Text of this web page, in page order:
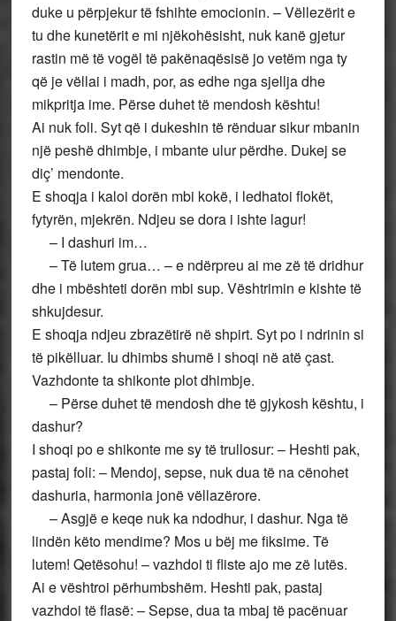
duke u përpjekur të fshihte emocionin. – Vëllezërit e
tu dhe kunetërit e mi njëkohësisht, nuk kanë gjetur
rastin më të vogël të pakënaqësisë jo vetëm nga ty
që je vëllai i madh, por, as edhe nga sjellja dhe
mikpritja ime. Përse duhet të mendosh kështu!
Ai nuk foli. Syt që i dukeshin të rënduar sikur mbanin
një peshë dhimbje, i mbante ulur përdhe. Dukej se
diç’ mendonte.
E shoqja i kaloi dorën mbi kokë, i ledhatoi flokët,
fytyrën, mjekrën. Ndjeu se dora i ishte lagur!
– I dashuri im…
– Të lutem grua… – e ndërpreu ai me zë të dridhur
dhe i mbështeti dorën mbi sup. Vështrimin e kishte të
shkujdesur.
E shoqja ndjeu zbrazëtirë në shpirt. Syt po i ndrinin si
të pikëlluar. Iu dhimbs shumë i shoqi në atë çast.
Vazhdonte ta shikonte plot dhimbje.
– Përse duhet të mendosh dhe të gjykosh kështu, i
dashur?
I shoqi po e shikonte me sy të trullosur: – Heshti pak,
pastaj foli: – Mendoj, sepse, nuk dua të na cënohet
dashuria, harmonia jonë vëllazërore.
– Asgjë e keqe nuk ka ndodhur, i dashur. Nga të
lindën këto mendime? Mos u bëj me fiksime. Të
lutem! Qetësohu! – vazhdoi ti fliste ajo me zë lutës.
Ai e vështroi përhumbshëm. Heshti pak, pastaj
vazhdoi të flasë: – Sepse, dua ta mbaj të pacënuar